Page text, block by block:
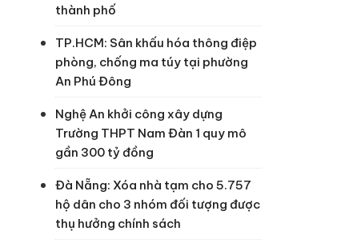
thành phố
TP.HCM: Sân khấu hóa thông điệp
phòng, chống ma túy tại phường
An Phú Đông
Nghệ An khởi công xây dựng
Trường THPT Nam Đàn 1 quy mô
gần 300 tỷ đồng
Đà Nẵng: Xóa nhà tạm cho 5.757
hộ dân cho 3 nhóm đối tượng được
thụ hưởng chính sách